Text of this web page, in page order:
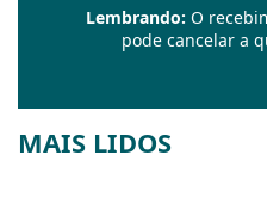
Lembrando: O
pode cancelar a
MAIS LIDOS